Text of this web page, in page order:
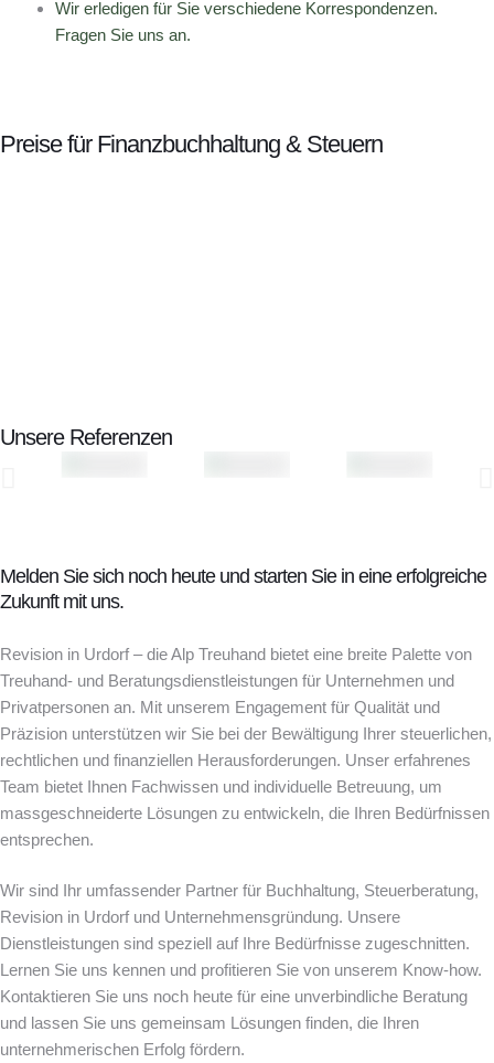
Wir erledigen für Sie verschiedene Korrespondenzen.
Fragen Sie uns an.
Preise für Finanzbuchhaltung & Steuern
Unsere Referenzen
Melden Sie sich noch heute und starten Sie in eine erfolgreiche
Zukunft mit uns.
Revision in Urdorf – die Alp Treuhand bietet eine breite Palette von
Treuhand- und Beratungsdienstleistungen für Unternehmen und
Privatpersonen an. Mit unserem Engagement für Qualität und
Präzision unterstützen wir Sie bei der Bewältigung Ihrer steuerlichen,
rechtlichen und finanziellen Herausforderungen. Unser erfahrenes
Team bietet Ihnen Fachwissen und individuelle Betreuung, um
massgeschneiderte Lösungen zu entwickeln, die Ihren Bedürfnissen
entsprechen.
Wir sind Ihr umfassender Partner für Buchhaltung, Steuerberatung,
Revision in Urdorf und Unternehmensgründung. Unsere
Dienstleistungen sind speziell auf Ihre Bedürfnisse zugeschnitten.
Lernen Sie uns kennen und profitieren Sie von unserem Know-how.
Kontaktieren Sie uns noch heute für eine unverbindliche Beratung
und lassen Sie uns gemeinsam Lösungen finden, die Ihren
unternehmerischen Erfolg fördern.